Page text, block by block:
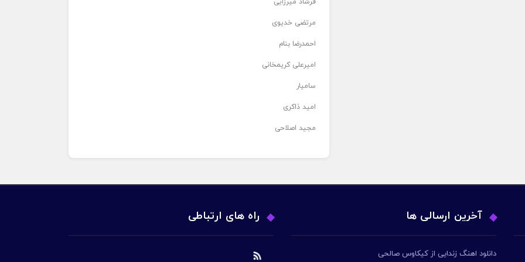
مرتضی خدیوی
احمدرضا بنام
امیرعلی کریمخانی
سامیار
امید ذاکری
مجید اصلاحی
آخرین ارسالی ها
دانلود اهنگ زندایی از کیکاوس صالحی
راه های ارتباطی